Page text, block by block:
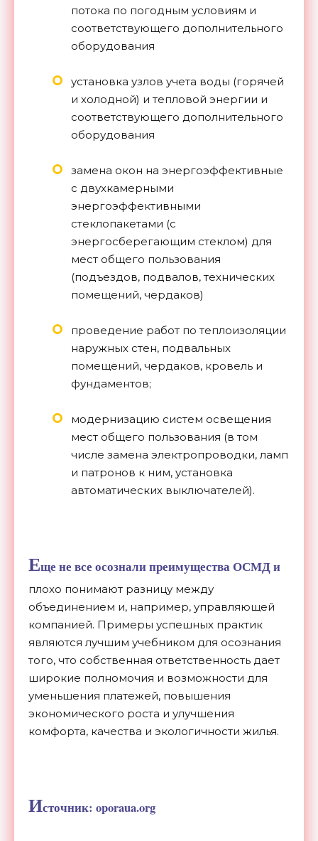
потока по погодным условиям и
соответствующего дополнительного
оборудования
установка узлов учета воды (горячей
и холодной) и тепловой энергии и
соответствующего дополнительного
оборудования
замена окон на энергоэффективные
с двухкамерными
энергоэффективными
стеклопакетами (с
энергосберегающим стеклом) для
мест общего пользования
(подъездов, подвалов, технических
помещений, чердаков)
проведение работ по теплоизоляции
наружных стен, подвальных
помещений, чердаков, кровель и
фундаментов;
модернизацию систем освещения
мест общего пользования (в том
числе замена электропроводки, ламп
и патронов к ним, установка
автоматических выключателей).
Еще не все осознали преимущества ОСМД и
плохо понимают разницу между
объединением и, например, управляющей
компанией. Примеры успешных практик
являются лучшим учебником для осознания
того, что собственная ответственность дает
широкие полномочия и возможности для
уменьшения платежей, повышения
экономического роста и улучшения
комфорта, качества и экологичности жилья.
Источник: oporaua.org